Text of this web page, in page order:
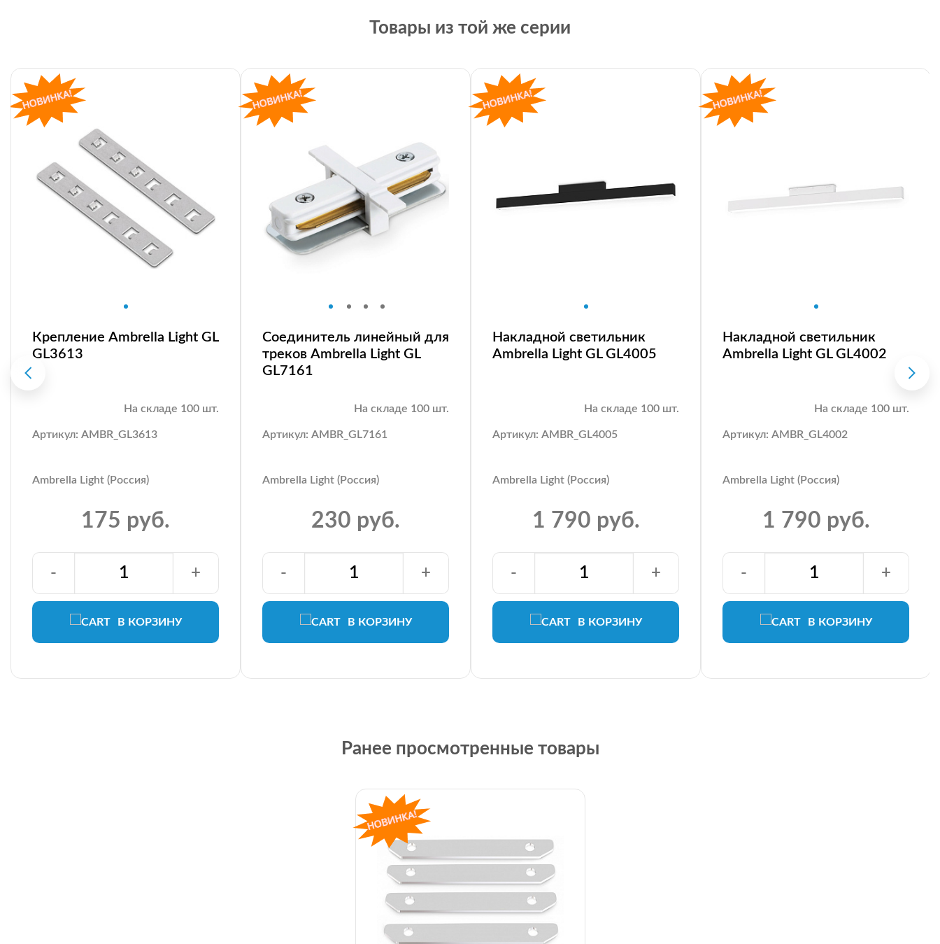
Товары из той же серии
Крепление Ambrella Light GL
GL3613
На складе 100 шт.
Артикул: AMBR_GL3613
Ambrella Light (Россия)
175 руб.
В КОРЗИНУ
- +
Соединитель линейный для
треков Ambrella Light GL
GL7161
На складе 100 шт.
Артикул: AMBR_GL7161
Ambrella Light (Россия)
230 руб.
В КОРЗИНУ
- +
Накладной светильник
Ambrella Light GL GL4005
На складе 100 шт.
Артикул: AMBR_GL4005
Ambrella Light (Россия)
1 790 руб.
В КОРЗИНУ
- +
Накладной светильник
Ambrella Light GL GL4002
На складе 100 шт.
Артикул: AMBR_GL4002
Ambrella Light (Россия)
1 790 руб.
В КОРЗИНУ
- +
Ранее просмотренные товары